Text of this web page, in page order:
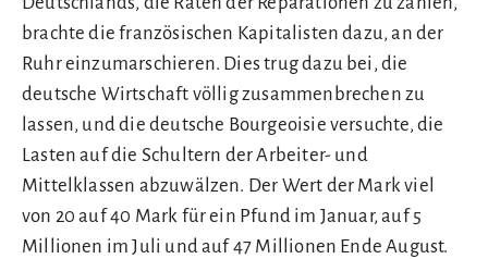
brachte die französischen Kapitalisten dazu, an der
Ruhr einzumarschieren. Dies trug dazu bei, die
deutsche Wirtschaft völlig zusammenbrechen zu
lassen, und die deutsche Bourgeoisie versuchte, die
Lasten auf die Schultern der Arbeiter- und
Mittelklassen abzuwälzen. Der Wert der Mark viel
von 20 auf 40 Mark für ein Pfund im Januar, auf 5
Millionen im Juli und auf 47 Millionen Ende August.